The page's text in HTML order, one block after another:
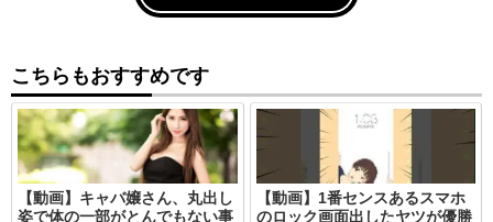
こちらもおすすめです
【動画】キャバ嬢さん、丸出し
姿で体の一部がとんでもない事
【動画】1番センスあるスマホ
のロック画面出したヤツが優勝